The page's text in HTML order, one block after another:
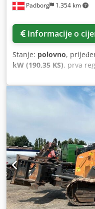
Padborg 1.354 km
Informacije o
Stanje: polovno,
kW (190,35 KS), prva